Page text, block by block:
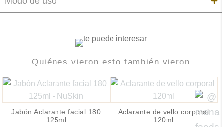
Quiénes vieron esto también vieron
Jabón Aclarante facial 180
125ml
Aclarante de vello corporal
120ml